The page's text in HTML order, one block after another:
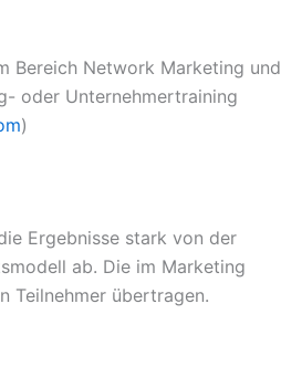
Bereich Network Marketing und
oder Unternehmertraining
)
Ergebnisse stark von der
ab. Die im Marketing
Teilnehmer übertragen.